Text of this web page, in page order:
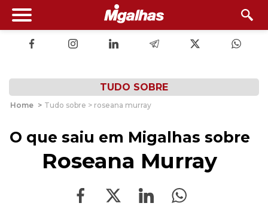
TUDO SOBRE
Home > Tudo sobre > roseana murray
O que saiu em Migalhas sobre
Roseana Murray